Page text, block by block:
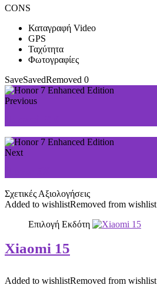
CONS
Καταγραφή Video
GPS
Ταχύτητα
Φωτογραφίες
SaveSavedRemoved 0
Previous
Next
Σχετικές Αξιολογήσεις
Added to wishlistRemoved from wishlist
Επιλογή Εκδότη
Xiaomi 15
Added to wishlistRemoved from wishlist